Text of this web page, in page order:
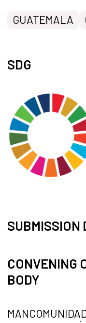
GUATEMALA
SDG
SUBMISSION
CONVENING
BODY